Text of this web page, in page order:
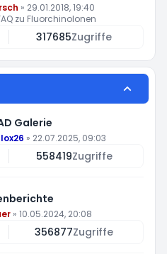
» 29.01.2018, 19:40
zu Fluorchinolonen
317685Zugriffe
Galerie
» 22.07.2025, 09:03
558419Zugriffe
» 10.05.2024, 20:08
356877Zugriffe